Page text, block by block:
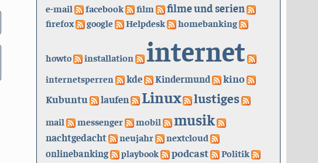
e-mail
facebook film filme und serien
firefox google Helpdesk homebanking
howto installation internet
internetsperren kde Kindermund
kino
Kubuntu
laufen Linux lustiges
mail messenger mobil musik
nachtgedacht neujahr nextcloud
onlinebanking playbook podcast Politik